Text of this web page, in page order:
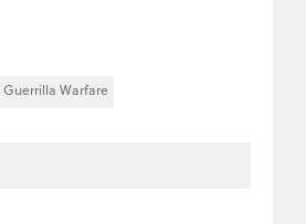
Guerrilla Warfare